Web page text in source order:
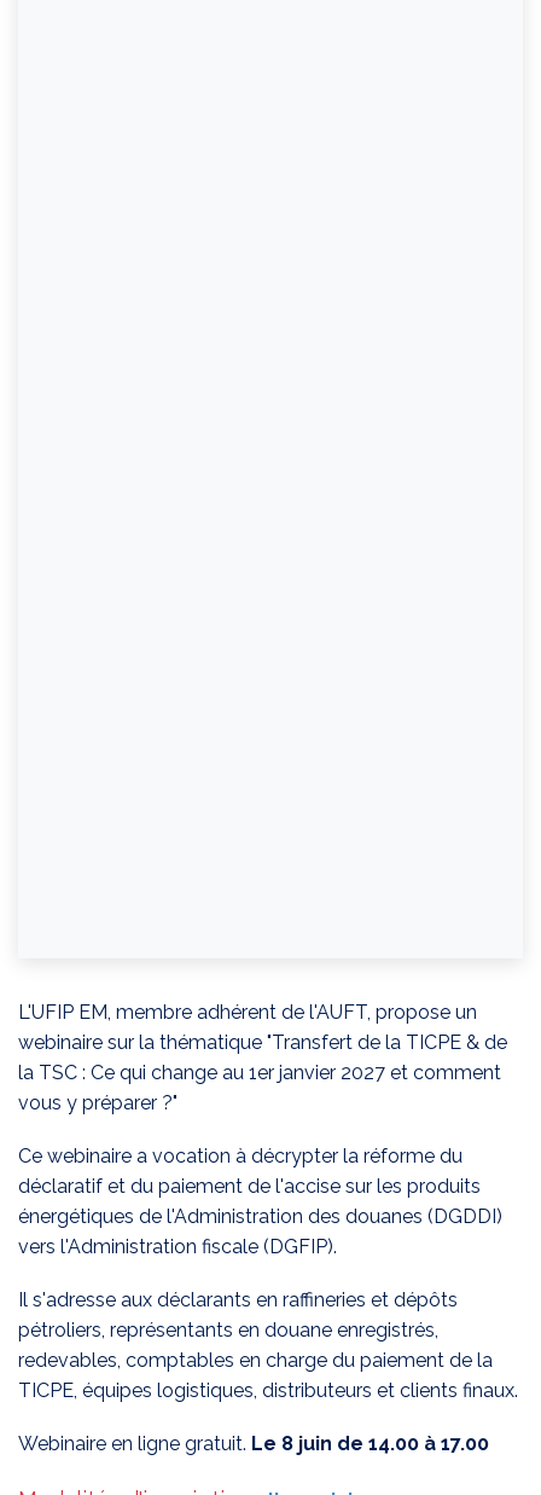
L'UFIP EM, membre adhérent de l'AUFT, propose un
webinaire sur la thématique "Transfert de la TICPE & de
la TSC : Ce qui change au 1er janvier 2027 et comment
vous y préparer ?"
Ce webinaire a vocation à décrypter la réforme du
déclaratif et du paiement de l'accise sur les produits
énergétiques de l'Administration des douanes (DGDDI)
vers l'Administration fiscale (DGFIP).
Il s'adresse aux déclarants en raffineries et dépôts
pétroliers, représentants en douane enregistrés,
redevables, comptables en charge du paiement de la
TICPE, équipes logistiques, distributeurs et clients finaux.
Webinaire en ligne gratuit. Le 8 juin de 14.00 à 17.00